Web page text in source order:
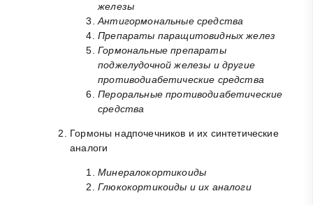
железы
Антигормональные средства
Препараты паращитовидных желез
Гормональные препараты
поджелудочной железы и другие
противодиабетические средства
Пероральные противодиабетические
средства
Гормоны надпочечников и их синтетические
аналоги
Минералокортикоиды
Глюкокортикоиды и их аналоги